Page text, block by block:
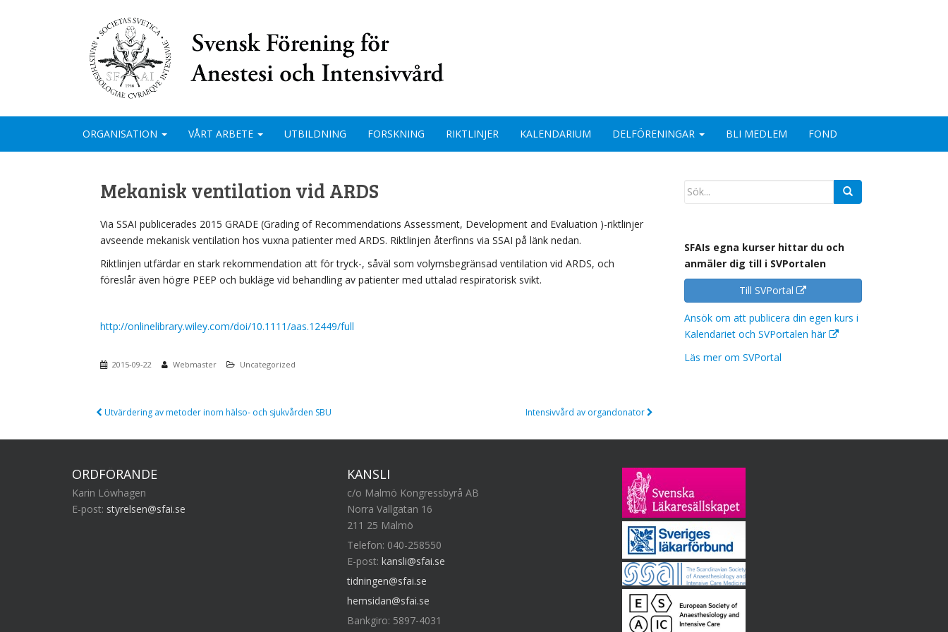
ORGANISATION VÅRT ARBETE UTBILDNING FORSKNING RIKTLINJER KALENDARIUM DELFÖRENINGAR BLI MEDLEM FOND
Mekanisk ventilation vid ARDS
Via SSAI publicerades 2015 GRADE (Grading of Recommendations Assessment, Development and Evaluation )-riktlinjer
avseende mekanisk ventilation hos vuxna patienter med ARDS. Riktlinjen återfinns via SSAI på länk nedan.
Riktlinjen utfärdar en stark rekommendation att för tryck-, såväl som volymsbegränsad ventilation vid ARDS, och
föreslår även högre PEEP och bukläge vid behandling av patienter med uttalad respiratorisk svikt.
http://onlinelibrary.wiley.com/doi/10.1111/aas.12449/full
2015-09-22 Webmaster Uncategorized
Post
Utvärdering av metoder inom hälso- och sjukvården SBU Intensivvård av organdonator
SFAIs egna kurser hittar du och
anmäler dig till i SVPortalen
Till SVPortal
Ansök om att publicera din egen kurs i
Kalendariet och SVPortalen här
Läs mer om SVPortal
ORDFÖRANDE
Karin Löwhagen
E-post: styrelsen@sfai.se
KANSLI
c/o Malmö Kongressbyrå AB
Norra Vallgatan 16
211 25 Malmö
Telefon: 040-258550
E-post: kansli@sfai.se
tidningen@sfai.se
hemsidan@sfai.se
Bankgiro: 5897-4031